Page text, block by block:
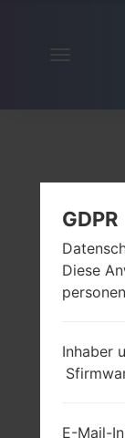
GDPR
Diese
Inhaber
E-Mail-